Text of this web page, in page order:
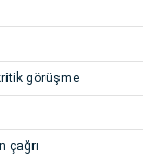
görüşme
çağrı